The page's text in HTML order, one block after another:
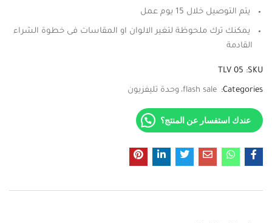
يتم التوصيل خلال 15 يوم عمل
يمكنك ترك ملحوظة لتغير الالوان او المقاسات فى خطوة الشراء
القادمة
SKU:
TLV 05
Categories:
flash sale وحدة تليفزيون
عندك استفسار عن المنتج؟